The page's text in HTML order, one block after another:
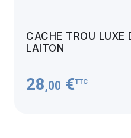
CACHE TROU LUXE
LAITON
28,00 €TTC